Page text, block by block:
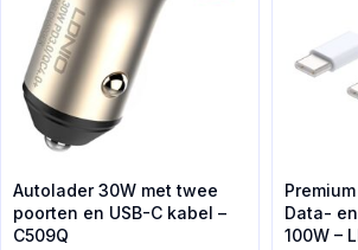
Autolader 30W met twee
poorten en USB-C kabel –
C509Q
Data-
100W –